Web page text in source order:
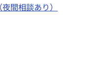
間相談あり）